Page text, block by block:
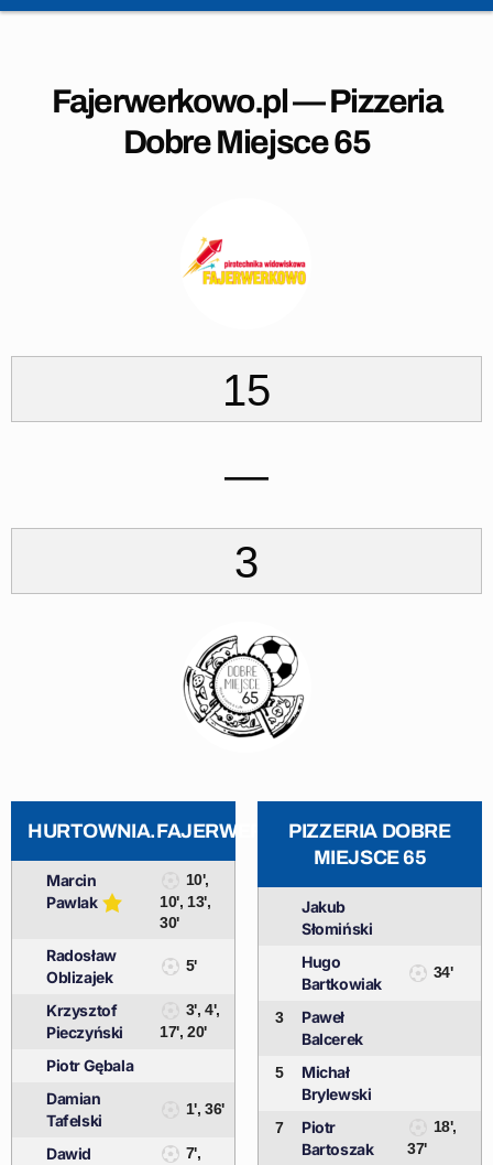
Fajerwerkowo.pl — Pizzeria
Dobre Miejsce 65
15
—
3
HURTOWNIA.FAJERWERKOWO.PL
Marcin
Pawlak
10',
10', 13',
30'
Radosław
Oblizajek
5'
Krzysztof
Pieczyński
3', 4',
17', 20'
Piotr Gębala
Damian
Tafelski
1', 36'
Dawid
7',
PIZZERIA DOBRE
MIEJSCE 65
Jakub
Słomiński
Hugo
Bartkowiak
34'
3
Paweł
Balcerek
5
Michał
Brylewski
7
Piotr
Bartoszak
18',
37'